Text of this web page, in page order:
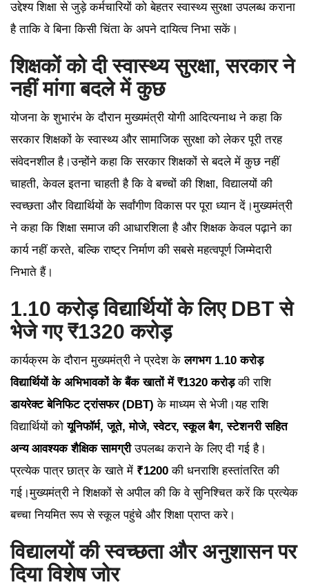
उद्देश्य शिक्षा से जुड़े कर्मचारियों को बेहतर स्वास्थ्य सुरक्षा उपलब्ध कराना
है ताकि वे बिना किसी चिंता के अपने दायित्व निभा सकें।
शिक्षकों को दी स्वास्थ्य सुरक्षा, सरकार ने
नहीं मांगा बदले में कुछ
योजना के शुभारंभ के दौरान मुख्यमंत्री योगी आदित्यनाथ ने कहा कि
सरकार शिक्षकों के स्वास्थ्य और सामाजिक सुरक्षा को लेकर पूरी तरह
संवेदनशील है।उन्होंने कहा कि सरकार शिक्षकों से बदले में कुछ नहीं
चाहती, केवल इतना चाहती है कि वे बच्चों की शिक्षा, विद्यालयों की
स्वच्छता और विद्यार्थियों के सर्वांगीण विकास पर पूरा ध्यान दें।मुख्यमंत्री
ने कहा कि शिक्षा समाज की आधारशिला है और शिक्षक केवल पढ़ाने का
कार्य नहीं करते, बल्कि राष्ट्र निर्माण की सबसे महत्वपूर्ण जिम्मेदारी
निभाते हैं।
1.10 करोड़ विद्यार्थियों के लिए DBT से
भेजे गए ₹1320 करोड़
कार्यक्रम के दौरान मुख्यमंत्री ने प्रदेश केलगभग 1.10 करोड़
विद्यार्थियों के अभिभावकों के बैंक खातों में ₹1320 करोड़की राशि
डायरेक्ट बेनिफिट ट्रांसफर (DBT) के माध्यम से भेजी।यह राशि
विद्यार्थियों कोयूनिफॉर्म, जूते, मोजे, स्वेटर, स्कूल बैग, स्टेशनरी सहित
अन्य आवश्यक शैक्षिक सामग्रीउपलब्ध कराने के लिए दी गई है।
प्रत्येक पात्र छात्र के खाते में ₹1200 की धनराशि हस्तांतरित की
गई।मुख्यमंत्री ने शिक्षकों से अपील की कि वे सुनिश्चित करें कि प्रत्येक
बच्चा नियमित रूप से स्कूल पहुंचे और शिक्षा प्राप्त करे।
विद्यालयों की स्वच्छता और अनुशासन पर
दिया विशेष जोर